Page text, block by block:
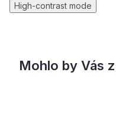
High-contrast mode